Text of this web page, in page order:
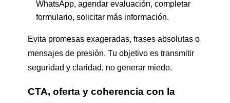
WhatsApp, agendar evaluación, completar
formulario, solicitar más información.
Evita promesas exageradas, frases absolutas o
mensajes de presión. Tu objetivo es transmitir
seguridad y claridad, no generar miedo.
CTA, oferta y coherencia con la